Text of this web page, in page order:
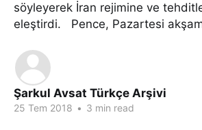
söyleyerek İran rejimine ve
eleştirdi. Pence, Pazartesi
Şarkul Avsat Türkçe Arşivi
25 Tem 2018 • 3 min read